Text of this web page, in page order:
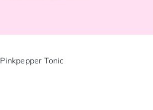
Pinkpepper Tonic